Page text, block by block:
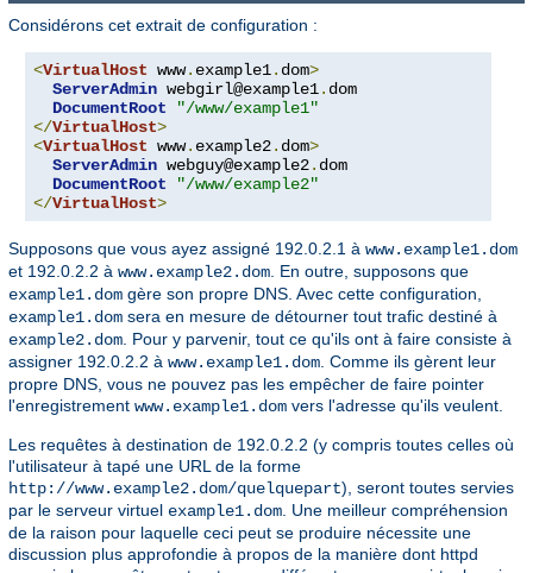
Considérons cet extrait de configuration :
<VirtualHost www. example1. dom>
ServerAdmin webgirl@example1. dom
DocumentRoot
"/www/example1"
</VirtualHost>
<VirtualHost www. example2. dom>
ServerAdmin webguy@example2. dom
DocumentRoot
"/www/example2"
</VirtualHost>
Supposons que vous ayez assigné 192.0.2.1 à www.example1.dom
et 192.0.2.2 à www.example2.dom. En outre, supposons que
example1.dom gère son propre DNS. Avec cette configuration,
example1.dom sera en mesure de détourner tout trafic destiné à
example2.dom. Pour y parvenir, tout ce qu'ils ont à faire consiste à
assigner 192.0.2.2 à www.example1.dom. Comme ils gèrent leur
propre DNS, vous ne pouvez pas les empêcher de faire pointer
l'enregistrement www.example1.dom vers l'adresse qu'ils veulent.
Les requêtes à destination de 192.0.2.2 (y compris toutes celles où
l'utilisateur à tapé une URL de la forme
http://www.example2.dom/quelquepart), seront toutes servies
par le serveur virtuel example1.dom. Une meilleur compréhension
de la raison pour laquelle ceci peut se produire nécessite une
discussion plus approfondie à propos de la manière dont httpd